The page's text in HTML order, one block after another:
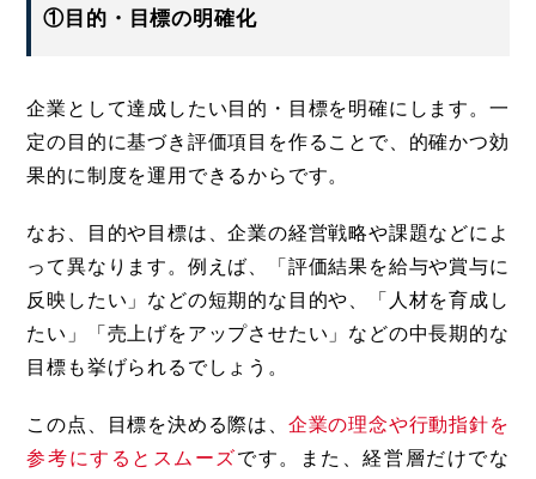
①目的・目標の明確化
企業として達成したい目的・目標を明確にします。一
定の目的に基づき評価項目を作ることで、的確かつ効
果的に制度を運用できるからです。
なお、目的や目標は、企業の経営戦略や課題などによ
って異なります。例えば、「評価結果を給与や賞与に
反映したい」などの短期的な目的や、「人材を育成し
たい」「売上げをアップさせたい」などの中長期的な
目標も挙げられるでしょう。
この点、目標を決める際は、 企業の理念や行動指針を
参考にするとスムーズです。また、経営層だけでな